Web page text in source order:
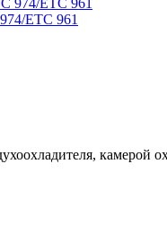
ETC 961
камерой